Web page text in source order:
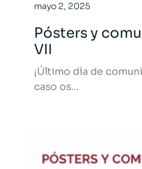
mayo 2, 2025
Pósters y
VII
¡Último día de
caso os...